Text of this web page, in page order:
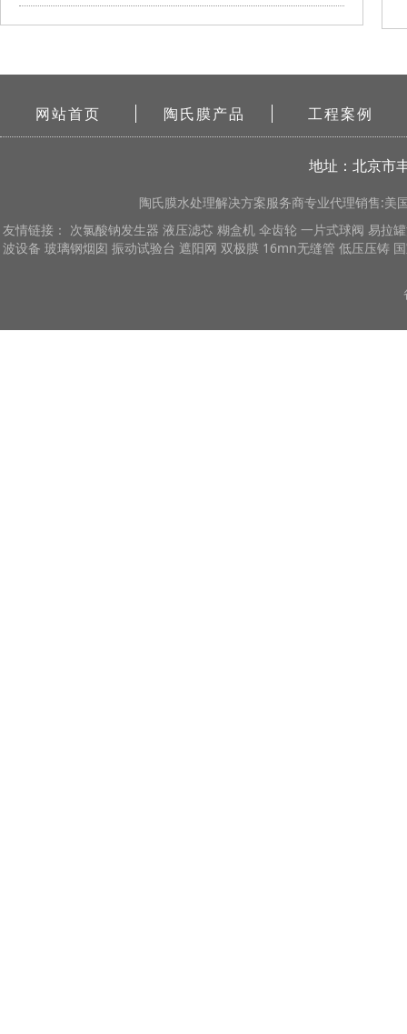
网站首页 陶氏膜产品 工程案例
地址：北京市
陶氏膜水处理解决方案服务商专业代理销售:美
友情链接： 次氯酸钠发生器 液压滤芯 糊盒机 伞齿轮 一片式球阀 易拉
波设备 玻璃钢烟囱 振动试验台 遮阳网 双极膜 16mn无缝管 低压压铸